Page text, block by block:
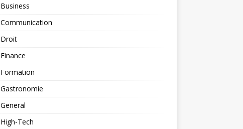
Business
Communication
Droit
Finance
Formation
Gastronomie
General
High-Tech